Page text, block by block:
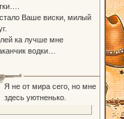
Ваше виски, милый
ка лучше мне
водки…
Я не от мира сего, но мне
здесь уютненько.